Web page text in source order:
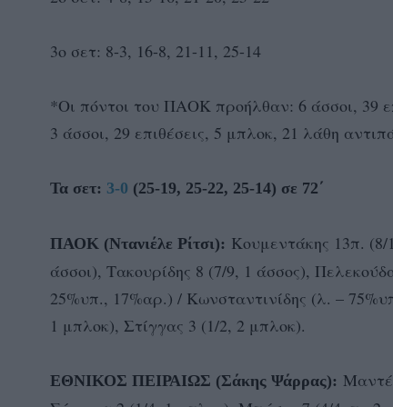
3ο σετ: 8-3, 16-8, 21-11, 25-14
*Οι πόντοι του ΠΑΟΚ προήλθαν: 6 άσσοι, 39
3 άσσοι, 29 επιθέσεις, 5 μπλοκ, 21 λάθη
Τα σετ: 3-0 (25-19, 25-22, 25-14) σε 72΄
ΠΑΟΚ (Ντανιέλε Ρίτσι): Κουμεντάκης 13π.
άσσοι), Τακουρίδης 8 (7/9, 1 άσσος),
25%υπ., 17%αρ.) / Κωνσταντινίδης (λ. –
1 μπλοκ), Στίγγας 3 (1/2, 2 μπλοκ).
ΕΘΝΙΚΟΣ ΠΕΙΡΑΙΩΣ (Σάκης Ψάρρας):